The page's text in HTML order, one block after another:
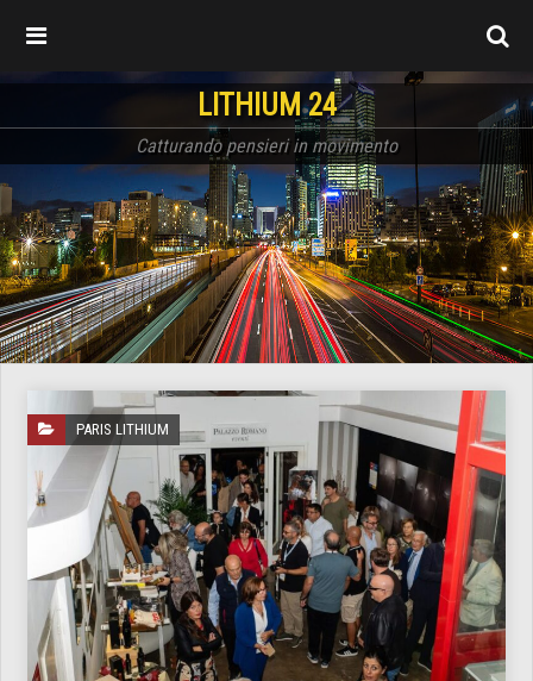
LITHIUM 24
Catturando pensieri in movimento
PARIS LITHIUM